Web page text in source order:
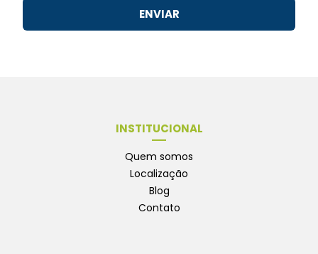
ENVIAR
INSTITUCIONAL
Quem somos
Localização
Blog
Contato